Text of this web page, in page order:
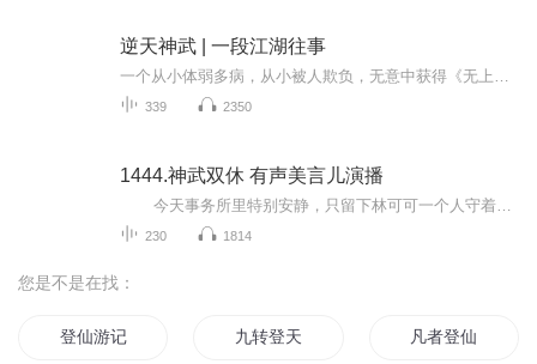
逆天神武 | 一段江湖往事
339 2350
1444.神武双休 有声美言儿演播
230 1814
您是不是在找：
登仙游记 九转登天 凡者登仙